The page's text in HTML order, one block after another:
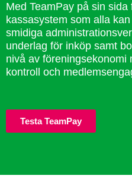
Med TeamPay på sin
kassasystem som alla
smidiga
underlag för inköp samt
nivå av föreningsekonomi
kontroll och
Testa TeamPay